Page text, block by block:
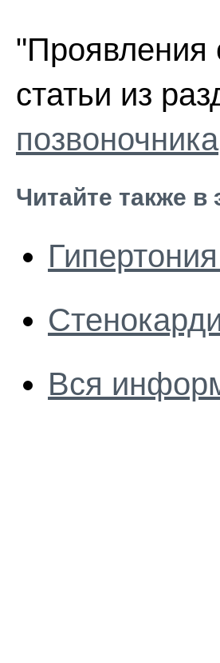
"Проявления
статьи из
позвоночника
Читайте также в
Вся